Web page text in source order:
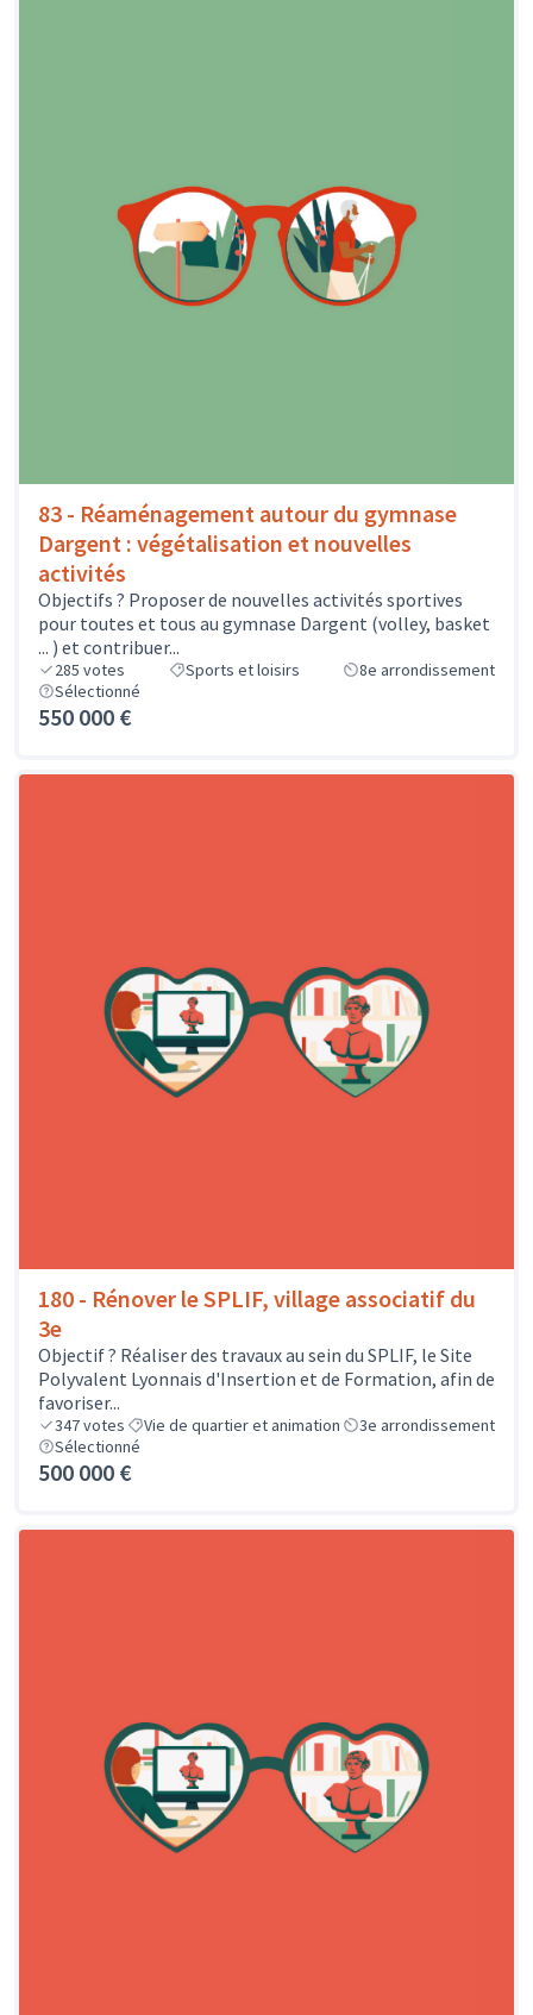
83 - Réaménagement autour du gymnase
Dargent : végétalisation et nouvelles
activités
Objectifs ? Proposer de nouvelles activités sportives
pour toutes et tous au gymnase Dargent (volley, basket
... ) et contribuer...
285 votes Sports et loisirs
8e arrondissement
Sélectionné
550 000 €
180 - Rénover le SPLIF, village associatif du
3e
Objectif ? Réaliser des travaux au sein du SPLIF, le Site
Polyvalent Lyonnais d'Insertion et de Formation, afin de
favoriser...
347votes Vie de quartier et animation
3e arrondissement
Sélectionné
500 000 €